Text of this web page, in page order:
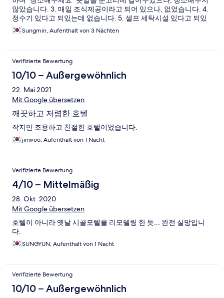
않았습니다. 3. 매일 조식제공이라고 되어 있으나, 없었습니다. 4.
정수기 있다고 되있는데 없습니다. 5. 셀프 세탁시설 있다고 되있
는데 없습니다(지하에 있는것 같은데 지하 입구를 막아두었습니
다) 6. 물 끓일 수 있는 커피포트는 모텔에도 있는 물건인데 여기는
Sungmin, Aufenthalt von 3 Nächten
Verifizierte Bewertung
10/10 – Außergewöhnlich
22. Mai 2021
Mit Google übersetzen
깨끗하고 저렴한 호텔
작지만 조용하고 친절한 호텔이었습니다.
jinwoo, Aufenthalt von 1 Nacht
Verifizierte Bewertung
4/10 – Mittelmäßig
28. Okt. 2020
Mit Google übersetzen
호텔이 아니라 옛날 시골모텔을 리모델링 한 듯... 완전 실망입니
다.
SUNGYUN, Aufenthalt von 1 Nacht
Verifizierte Bewertung
10/10 – Außergewöhnlich